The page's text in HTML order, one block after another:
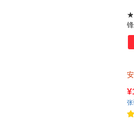
★